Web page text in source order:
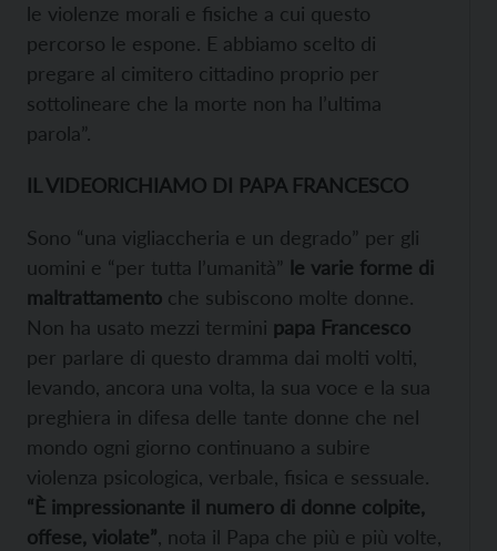
le violenze morali e fisiche a cui questo
percorso le espone. E abbiamo scelto di
pregare al cimitero cittadino proprio per
sottolineare che la morte non ha l’ultima
parola”.
IL VIDEORICHIAMO DI PAPA FRANCESCO
Sono “una vigliaccheria e un degrado” per gli
uomini e “per tutta l’umanità” le varie forme di
maltrattamento che subiscono molte donne.
Non ha usato mezzi termini papa Francesco
per parlare di questo dramma dai molti volti,
levando, ancora una volta, la sua voce e la sua
preghiera in difesa delle tante donne che nel
mondo ogni giorno continuano a subire
violenza psicologica, verbale, fisica e sessuale.
“È impressionante il numero di donne colpite,
offese, violate” , nota il Papa che più e più volte,